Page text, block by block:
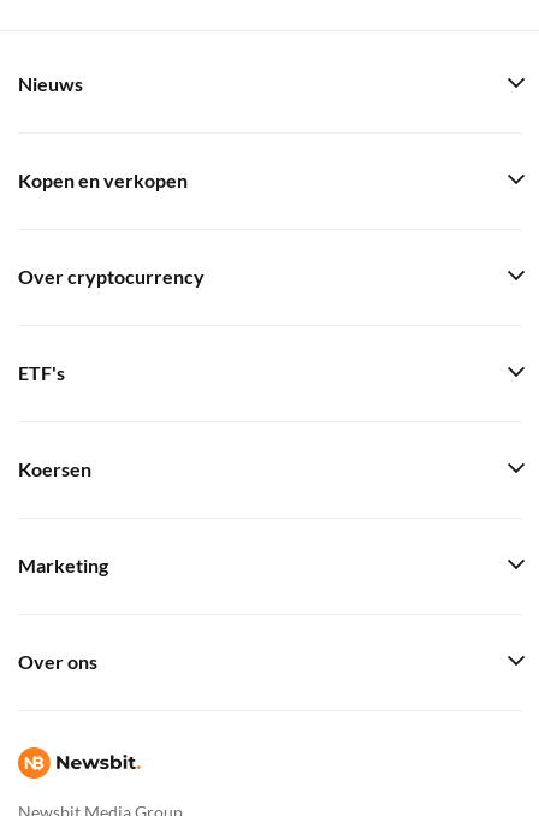
Newsbit Media Group
Nieuws
Kopen en verkopen
Over cryptocurrency
ETF's
Koersen
Marketing
Over ons